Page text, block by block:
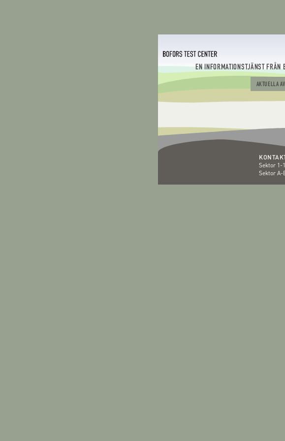
EN INFORMATIONSTJÄNST FRÅN
AKTUELLA
Sektor 1-
Sektor A-